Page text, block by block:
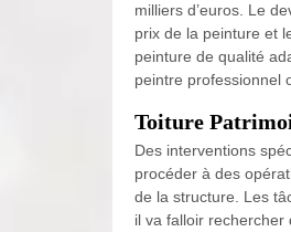
milliers d’euros. Le
prix de la peinture et
peinture de qualité
peintre professionnel
Toiture
Des interventions
procéder à des
de la structure. Les
il va falloir